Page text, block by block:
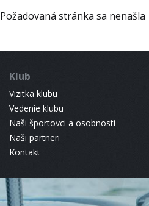
Požadovaná stránka sa nenašla
Klub
Vizitka klubu
Vedenie klubu
Naši športovci a osobnosti
Naši partneri
Kontakt